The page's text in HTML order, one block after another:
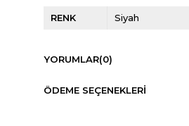
RENK Siyah
YORUMLAR(0)
ÖDEME SEÇENEKLERI